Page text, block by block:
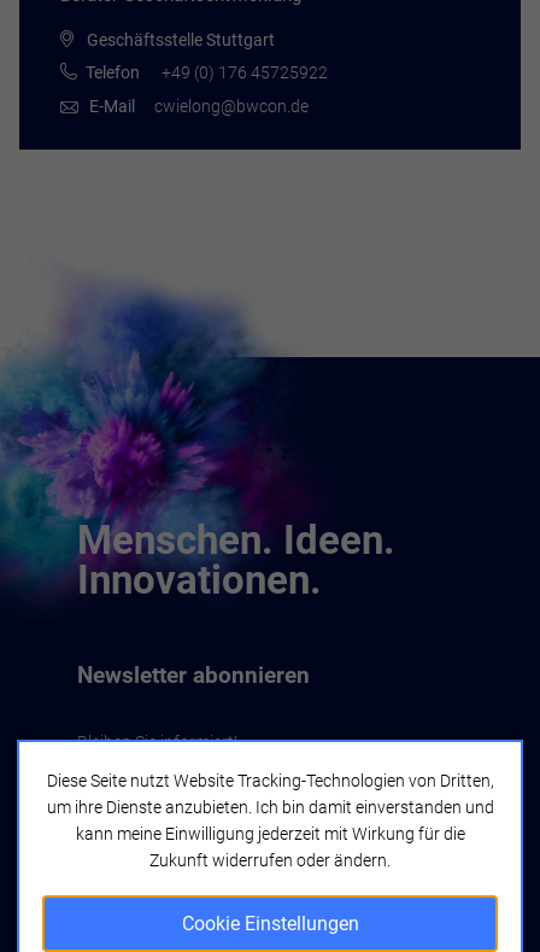
Geschäftsstelle Stuttgart
Telefon
+49 (0) 176 45725922
E-Mail
cwielong@bwcon.de
Menschen. Ideen.
Innovationen.
Newsletter abonnieren
Bleiben Sie informiert!
Jetzt abonnieren
Diese Seite nutzt Website Tracking-Technologien von Dritten,
um ihre Dienste anzubieten. Ich bin damit einverstanden und
kann meine Einwilligung jederzeit mit Wirkung für die
Zukunft widerrufen oder ändern.
Cookie Einstellungen